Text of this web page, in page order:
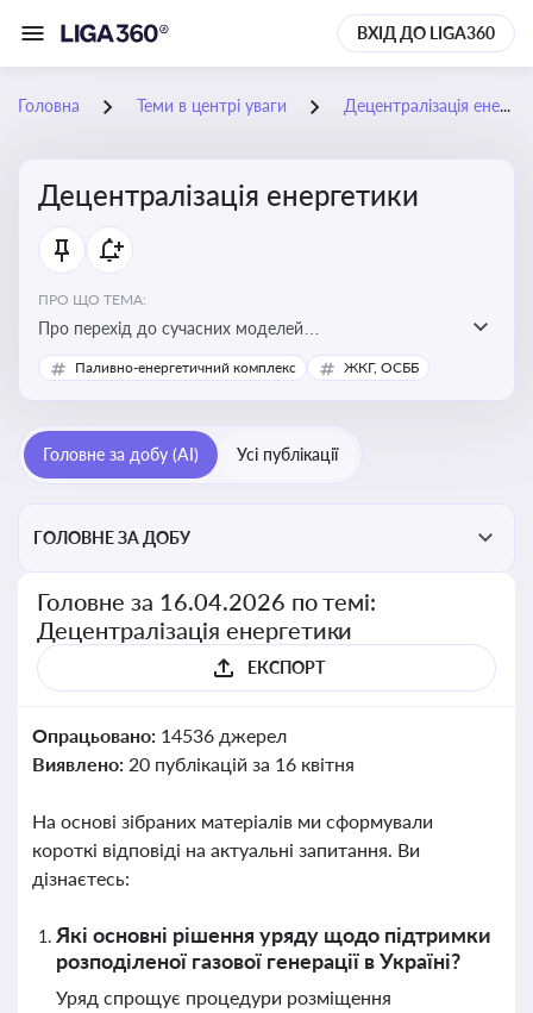
ВХІД ДО LIGA360
Головна Теми в центрі уваги Децентралізація енергетики
Децентралізація енергетики
ПРО ЩО ТЕМА:
Про перехід до сучасних моделей
енергозабезпечення, де виробництво електроенергії
здійснюється ближче до споживача. Це важливо для
втрат при транспортуванні енергії та стимулювання
розвитку відновлюваних джерел
Паливно-енергетичний комплекс ЖКГ, ОСББ
Головне за добу (AI) Усі публікації
ГОЛОВНЕ ЗА ДОБУ
Головне за 16.04.2026 по темі:
Децентралізація енергетики
ЕКСПОРТ
Опрацьовано: 14536 джерел
Виявлено: 20 публікацій за 16 квітня
На основі зібраних матеріалів ми сформували
короткі відповіді на актуальні запитання. Ви
дізнаєтесь:
Які основні рішення уряду щодо підтримки
розподіленої газової генерації в Україні?
Уряд спрощує процедури розміщення